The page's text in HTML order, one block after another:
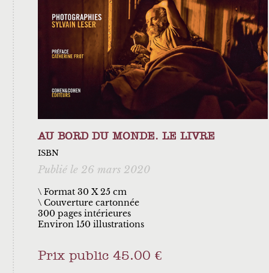
AU BORD DU MONDE. LE LIVRE
ISBN
Publié le 26 mars 2020
\ Format 30 X 25 cm
Couverture cartonnée
300 pages intérieures
Environ 150 illustrations
Prix public 45.00 €